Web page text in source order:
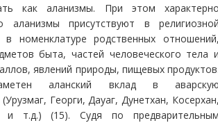
как аланизмы. При этом
аланизмы присутствуют в
в номенклатуре родственных
быта, частей человеческого тела
явлений природы, пищевых
аланский вклад в
Георги, Дауаг, Дунетхан,
и т.д.) (15). Судя по